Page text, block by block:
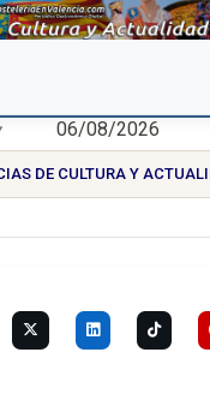
06/08/2026
DE CULTURA Y